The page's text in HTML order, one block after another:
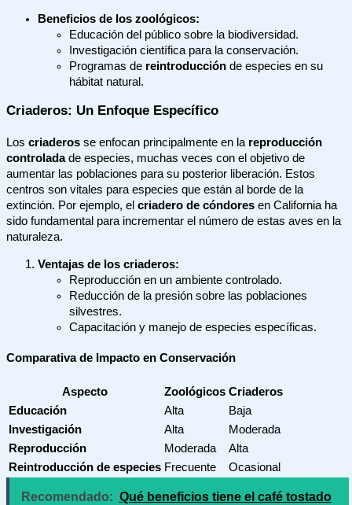
Beneficios de los zoológicos:
Educación del público sobre la biodiversidad.
Investigación científica para la conservación.
Programas de reintroducción de especies en su
hábitat natural.
Criaderos: Un Enfoque Específico
Los criaderos se enfocan principalmente en la reproducción
controladade especies, muchas veces con el objetivo de
aumentar las poblaciones para su posterior liberación. Estos
centros son vitales para especies que están al borde de la
extinción. Por ejemplo, el criadero de cóndores en California ha
sido fundamental para incrementar el número de estas aves en la
naturaleza.
Ventajas de los criaderos:
Reproducción en un ambiente controlado.
Reducción de la presión sobre las poblaciones
silvestres.
Capacitación y manejo de especies específicas.
Comparativa de Impacto en Conservación
Aspecto Zoológicos Criaderos
Educación
Alta
Baja
Investigación
Alta
Moderada
Reproducción
Moderada
Alta
Reintroducción de especies Frecuente Ocasional
Recomendado: Qué beneficios tiene el café tostado